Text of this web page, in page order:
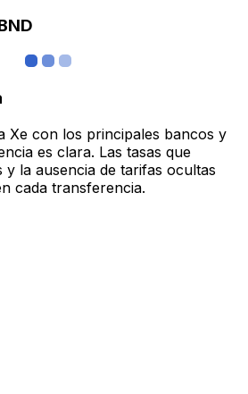
Xe con los principales bancos y
es clara. Las tasas que
la ausencia de tarifas ocultas
cada transferencia.